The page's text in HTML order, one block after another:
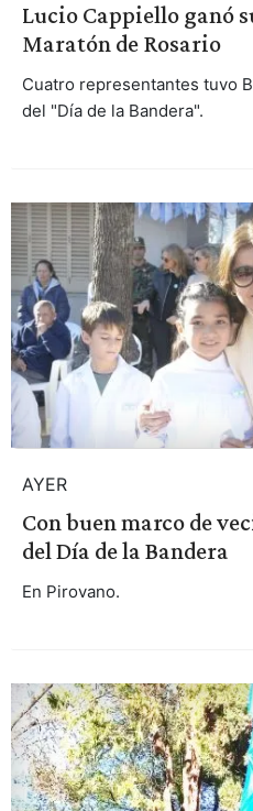
Lucio Cappiello ganó
Maratón de Rosario
Cuatro representantes tuvo
del "Día de la Bandera".
AYER
Con buen marco de
del Día de la Bandera
En Pirovano.